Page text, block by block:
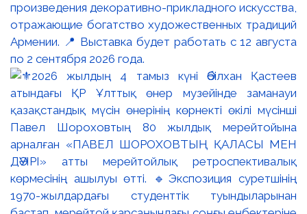
произведения декоративно-прикладного искусства,
отражающие богатство художественных традиций
Армении. 📍 Выставка будет работать с 12 августа
по 2 сентября 2026 года.